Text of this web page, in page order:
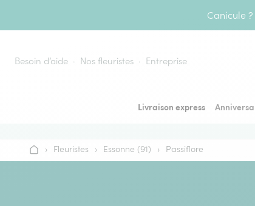
Canicule
Besoin d’aide Nos fleuristes Entreprise
Livraison express
Accueil
› Fleuristes › Essonne (91) › Passiflore